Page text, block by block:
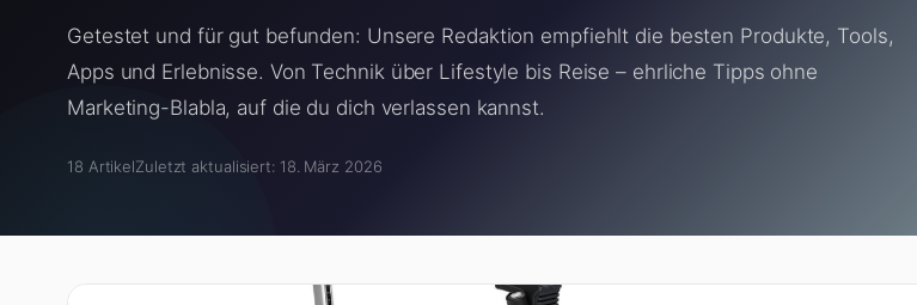
Getestet und für gut befunden: Unsere Redaktion empfiehlt die besten Produkte, Tools,
Apps und Erlebnisse. Von Technik über Lifestyle bis Reise – ehrliche Tipps ohne
Marketing-Blabla, auf die du dich verlassen kannst.
18 ArtikelZuletzt aktualisiert: 18. März 2026